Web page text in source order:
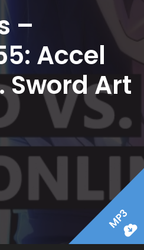
–
Accel
Sword Art
MP3